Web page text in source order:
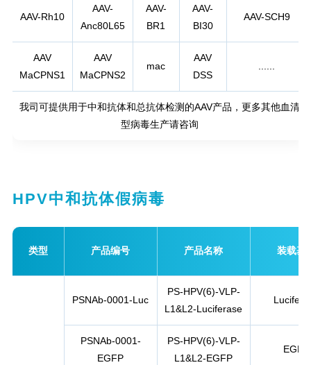
AAV-Rh10
AAV-
Anc80L65
AAV-
BR1
AAV-
BI30
AAV-SCH9
AAV
MaCPNS1
AAV
MaCPNS2
mac
AAV
DSS
我司可提供用于中和抗体和总抗体检测的AAV产品，更多其他血清
型病毒生产请咨询
HPV中和抗体假病毒
类型 产品编号 产品名称 装载基
PSNAb-0001-Luc
PS-HPV(6)-VLP-
L1&L2-Luciferase
PSNAb-0001-
EGFP
PS-HPV(6)-VLP-
L1&L2-EGFP
EGFP